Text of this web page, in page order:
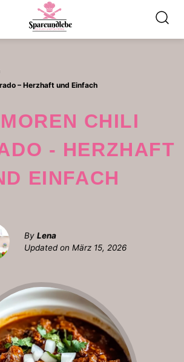
– Herzhaft und Einfach
- HERZHAFT
EINFACH
By Lena
Updated on März 15, 2026